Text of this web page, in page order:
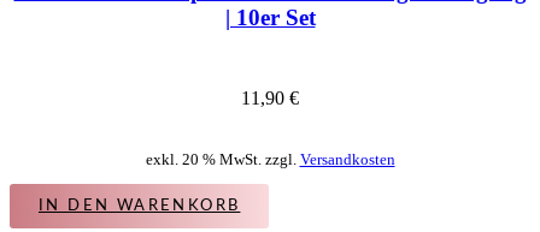
| 10er Set
11,90 €
exkl. 20 % MwSt. zzgl. Versandkosten
IN DEN WARENKORB